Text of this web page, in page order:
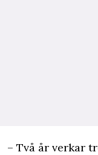
– Två år verkar